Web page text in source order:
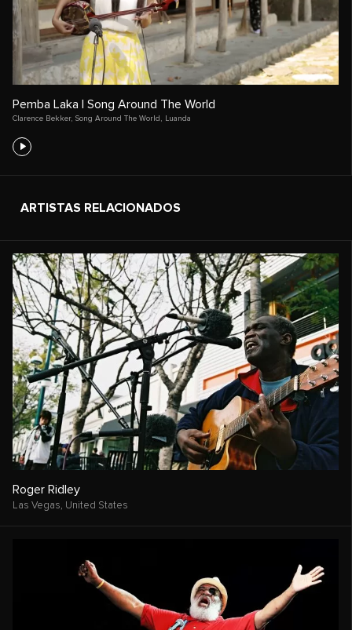
Pemba Laka | Song Around The World
Clarence Bekker, Song Around The World Luanda
ARTISTAS RELACIONADOS
Roger Ridley
Las Vegas, United States